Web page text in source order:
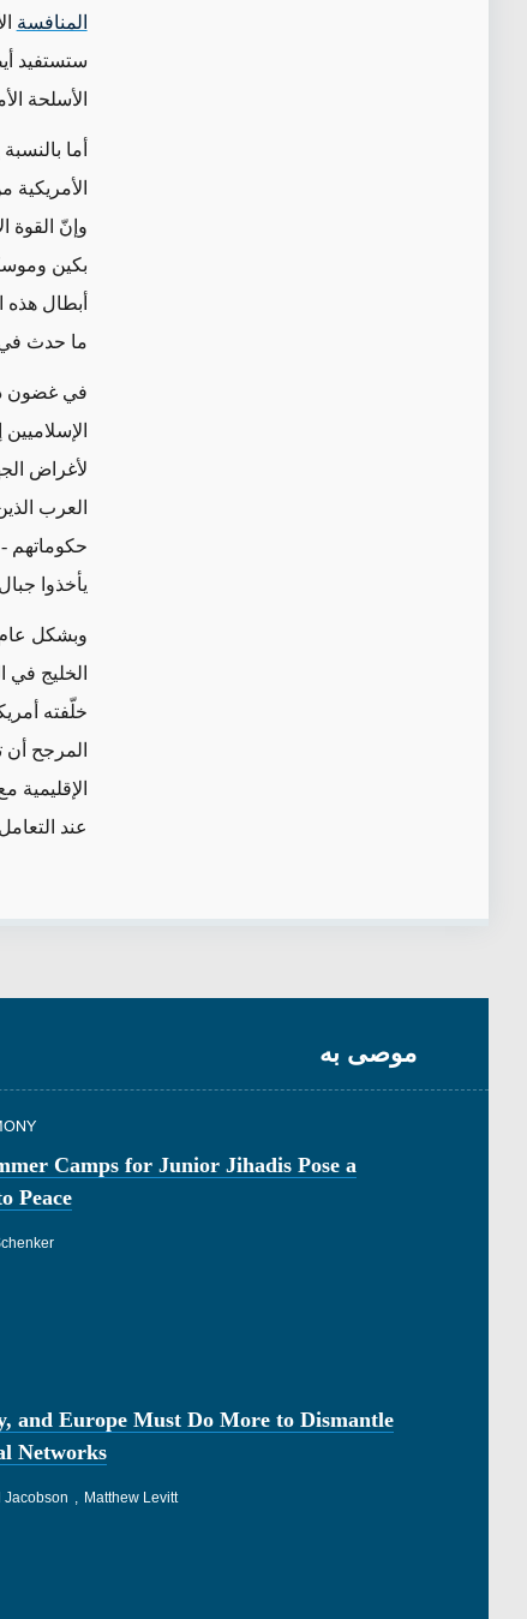
المنافسة
ستستفيد
الأسلحة
أما
وإنّ القوة
بكين
أبطال هذه
ما حدث في
في غضون
لأغراض
العرب
حكوماتهم
يأخذوا
وبشكل
الخليج في
خلّفته
المرجح أن
عند
موصى به
Camps for Junior Jihadis Pose a
Peace
and Europe Must Do More to Dismantle
Networks
Jacobson Matthew Levitt